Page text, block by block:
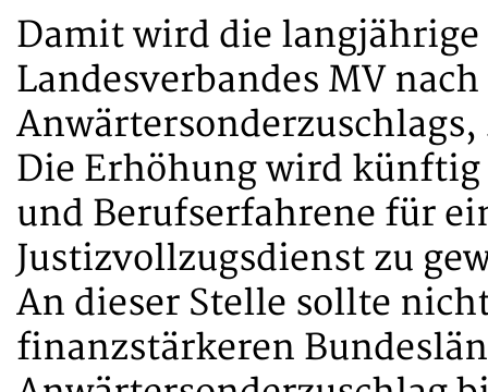
Damit wird die langjährige
Landesverbandes MV
Die Erhöhung wird
und Berufserfahrene für
Justizvollzugsdienst zu
An dieser Stelle sollte
finanzstärkeren